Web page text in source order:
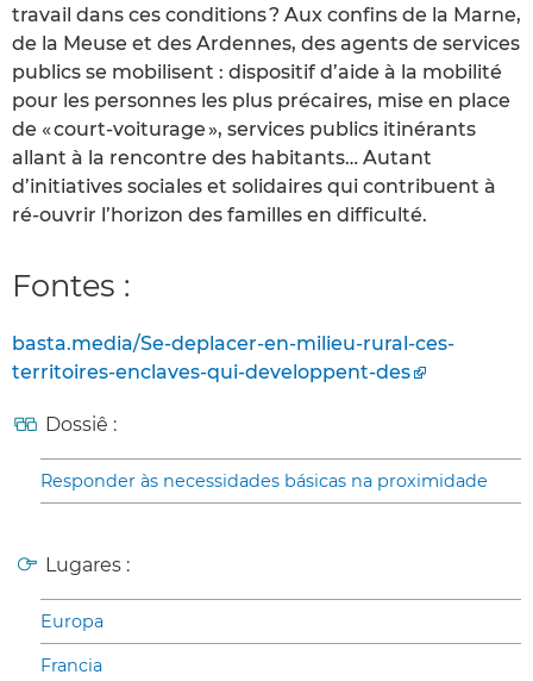
travail dans ces conditions ? Aux confins de la Marne,
de la Meuse et des Ardennes, des agents de services
publics se mobilisent : dispositif d’aide à la mobilité
pour les personnes les plus précaires, mise en place
de « court-voiturage », services publics itinérants
allant à la rencontre des habitants… Autant
d’initiatives sociales et solidaires qui contribuent à
ré-ouvrir l’horizon des familles en difficulté.
Fontes :
basta.media/Se-deplacer-en-milieu-rural-ces-
territoires-enclaves-qui-developpent-des
Dossiê :
Responder às necessidades básicas na proximidade
Lugares :
Europa
Francia